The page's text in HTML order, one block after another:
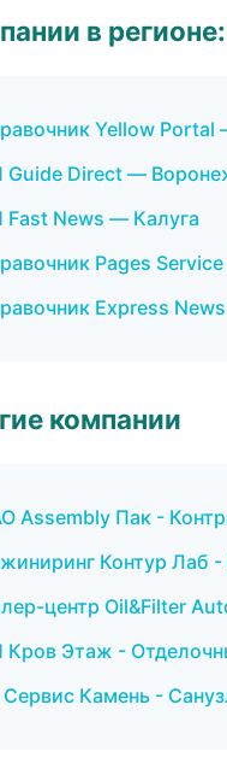
в
Yellow
Guide Direct —
Fast News — Калуга
Pages
Express
компании
Assembly Пак -
Контур Лаб -
центр Oil&Filter
Кров Этаж -
Сервис Камень -